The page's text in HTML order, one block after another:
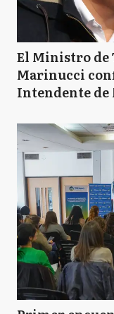
El Ministro
Marinucci
Intendente de